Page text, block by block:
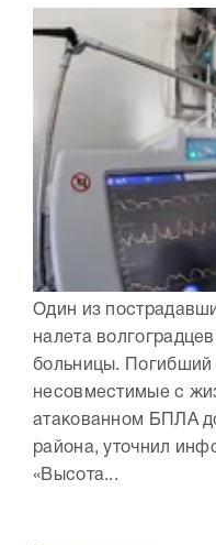
Один из
налета
больницы. Погибший
несовместимые с
атакованном БПЛА
района, уточнил
«Высота...